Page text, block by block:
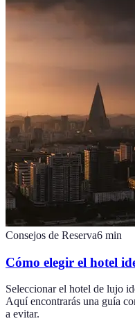
Consejos de Reserva6 min
Cómo elegir el hotel
Seleccionar el hotel de lujo
Aquí encontrarás una guía
a evitar.